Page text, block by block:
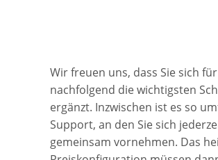
Wir freuen uns, dass Sie sich
nachfolgend die wichtigsten
ergänzt. Inzwischen ist es so
Support, an den Sie sich
gemeinsam vornehmen. Das